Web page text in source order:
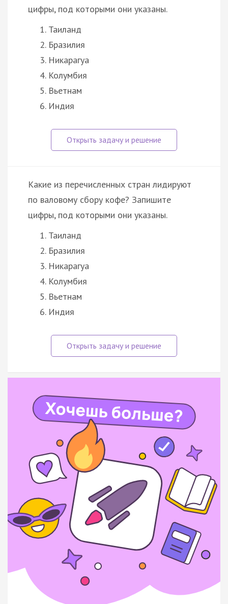
цифры, под которыми они указаны.
Таиланд
Бразилия
Никарагуа
Колумбия
Вьетнам
Индия
Какие из перечисленных стран лидируют
по валовому сбору кофе? Запишите
цифры, под которыми они указаны.
Таиланд
Бразилия
Никарагуа
Колумбия
Вьетнам
Индия